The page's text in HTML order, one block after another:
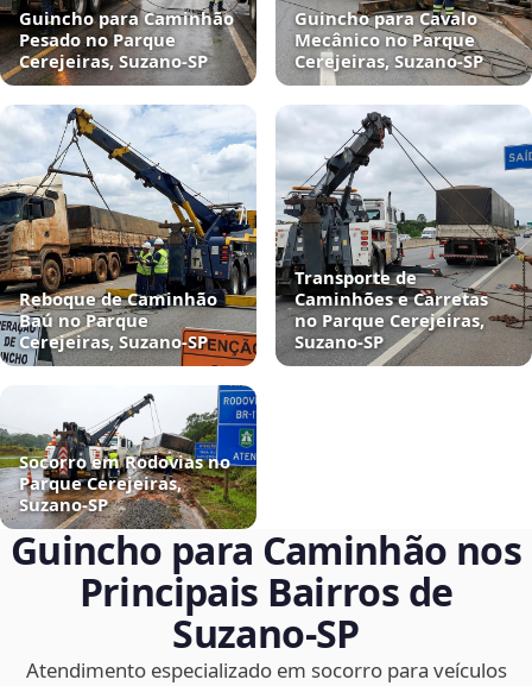
Guincho para Caminhão
Pesado no Parque
Cerejeiras, Suzano‑SP
Guincho para Cavalo
Mecânico no Parque
Cerejeiras, Suzano‑SP
Reboque de Caminhão
Baú no Parque
Cerejeiras, Suzano‑SP
Transporte de
Caminhões e Carretas
no Parque Cerejeiras,
Suzano‑SP
Socorro em Rodovias no
Parque Cerejeiras,
Suzano‑SP
Guincho para Caminhão nos
Principais Bairros de
Suzano‑SP
Atendimento especializado em socorro para veículos